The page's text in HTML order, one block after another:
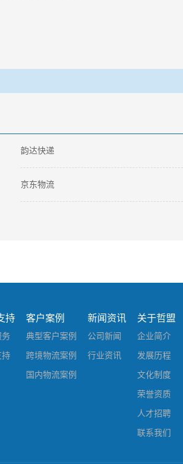
韵达快递
京东物流
持
务
持
客户案例
典型客户案例
跨境物流案例
国内物流案例
新闻资讯
公司新闻
行业资讯
关于哲盟
企业简介
发展历程
文化制度
荣誉资质
人才招聘
联系我们